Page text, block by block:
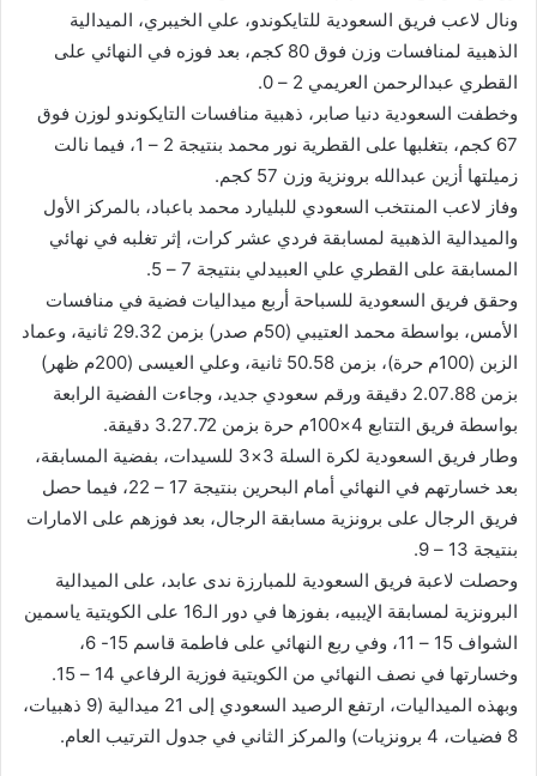
ونال لاعب فريق السعودية للتايكوندو، علي الخيبري، الميدالية
الذهبية لمنافسات وزن فوق 80 كجم، بعد فوزه في النهائي على
القطري عبدالرحمن العريمي 2 – 0.
وخطفت السعودية دنيا صابر، ذهبية منافسات التايكوندو لوزن فوق
67 كجم، بتغلبها على القطرية نور محمد بنتيجة 2 – 1، فيما نالت
زميلتها أزين عبدالله برونزية وزن 57 كجم.
وفاز لاعب المنتخب السعودي للبليارد محمد باعباد، بالمركز الأول
والميدالية الذهبية لمسابقة فردي عشر كرات، إثر تغلبه في نهائي
المسابقة على القطري علي العبيدلي بنتيجة 7 – 5.
وحقق فريق السعودية للسباحة أربع ميداليات فضية في منافسات
الأمس، بواسطة محمد العتيبي (50م صدر) بزمن 29.32 ثانية، وعماد
الزبن (100م حرة)، بزمن 50.58 ثانية، وعلي العيسى (200م ظهر)
بزمن 2.07.88 دقيقة ورقم سعودي جديد، وجاءت الفضية الرابعة
بواسطة فريق التتابع 4×100م حرة بزمن 3.27.72 دقيقة.
وطار فريق السعودية لكرة السلة 3×3 للسيدات، بفضية المسابقة،
بعد خسارتهم في النهائي أمام البحرين بنتيجة 17 – 22، فيما حصل
فريق الرجال على برونزية مسابقة الرجال، بعد فوزهم على الامارات
بنتيجة 13 – 9.
وحصلت لاعبة فريق السعودية للمبارزة ندى عابد، على الميدالية
البرونزية لمسابقة الإيبيه، بفوزها في دور الـ16 على الكويتية ياسمين
الشواف 15 – 11، وفي ربع النهائي على فاطمة قاسم 15- 6،
وخسارتها في نصف النهائي من الكويتية فوزية الرفاعي 14 – 15.
وبهذه الميداليات، ارتفع الرصيد السعودي إلى 21 ميدالية (9 ذهبيات،
8 فضيات، 4 برونزيات) والمركز الثاني في جدول الترتيب العام.